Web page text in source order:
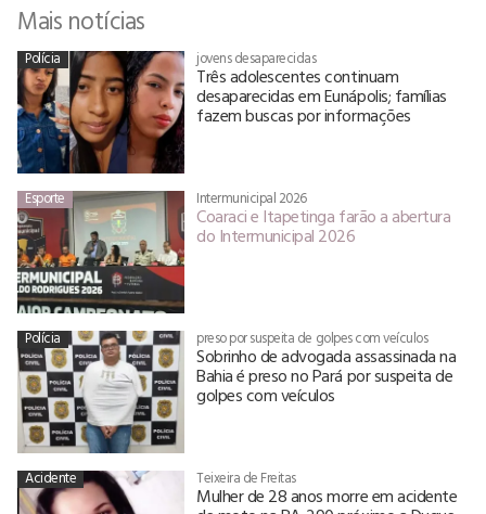
Mais notícias
Polícia jovens desaparecidas
Três adolescentes continuam
desaparecidas em Eunápolis; famílias
fazem buscas por informações
Esporte Intermunicipal 2026
Coaraci e Itapetinga farão a abertura
do Intermunicipal 2026
Polícia preso por suspeita de golpes com veículos
Sobrinho de advogada assassinada na
Bahia é preso no Pará por suspeita de
golpes com veículos
Acidente Teixeira de Freitas
Mulher de 28 anos morre em acidente